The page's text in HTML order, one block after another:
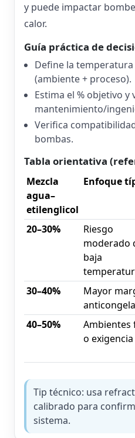
y puede impactar
calor.
Guía práctica de
Define la
(ambiente + proceso).
Estima el % objetivo y
mantenimiento/
Verifica
bombas.
Tabla orientativa
Mezcla
agua–
etilenglicol
Enfoque
20–30%
Riesgo
moderado
baja
30–40%
Mayor
40–50%
Ambientes
o
Tip técnico: usa
calibrado para
sistema.